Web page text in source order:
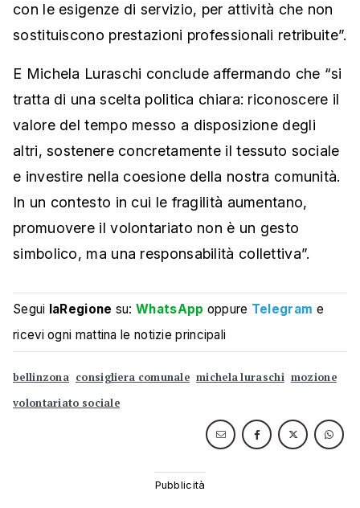
con le esigenze di servizio, per attività che non
sostituiscono prestazioni professionali retribuite”.
E Michela Luraschi conclude affermando che “si
tratta di una scelta politica chiara: riconoscere il
valore del tempo messo a disposizione degli
altri, sostenere concretamente il tessuto sociale
e investire nella coesione della nostra comunità.
In un contesto in cui le fragilità aumentano,
promuovere il volontariato non è un gesto
simbolico, ma una responsabilità collettiva”.
Segui laRegione su:WhatsApp oppure Telegram e
ricevi ogni mattina le notizie principali
bellinzona consigliera comunale michela luraschi mozione
volontariato sociale